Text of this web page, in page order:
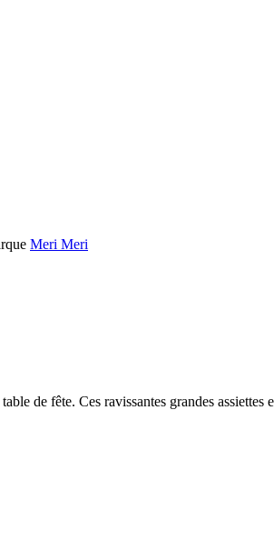
Meri Meri
de fête. Ces ravissantes grandes